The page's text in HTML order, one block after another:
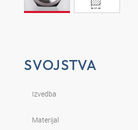
SVOJSTVA
Izvedba
Materijal